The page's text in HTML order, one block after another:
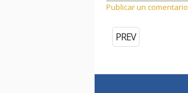
Publicar un comentario
PREV